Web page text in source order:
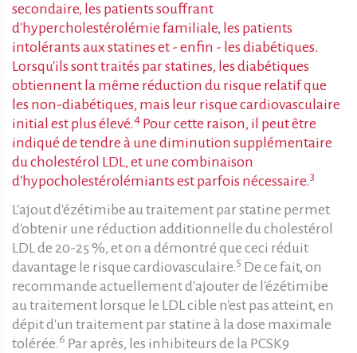
secondaire, les patients souffrant
d'hypercholestérolémie familiale, les patients
intolérants aux statines et - enfin - les diabétiques.
Lorsqu'ils sont traités par statines, les diabétiques
obtiennent la même réduction du risque relatif que
les non-diabétiques, mais leur risque cardiovasculaire
initial est plus élevé.4 Pour cette raison, il peut être
indiqué de tendre à une diminution supplémentaire
du cholestérol LDL, et une combinaison
d'hypocholestérolémiants est parfois nécessaire.3
L'ajout d'ézétimibe au traitement par statine permet
d'obtenir une réduction additionnelle du cholestérol
LDL de 20-25 %, et on a démontré que ceci réduit
davantage le risque cardiovasculaire. 5 De ce fait, on
recommande actuellement d'ajouter de l'ézétimibe
au traitement lorsque le LDL cible n'est pas atteint, en
dépit d'un traitement par statine à la dose maximale
tolérée. 6 Par après, les inhibiteurs de la PCSK9